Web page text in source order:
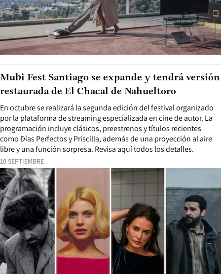
10 SEPTIEMBRE
En octubre se realizará la segunda edición del festival organizado
por la plataforma de streaming especializada en cine de autor. La
programación incluye clásicos, preestrenos y títulos recientes
como Días Perfectos y Priscilla, además de una proyección al aire
libre y una función sorpresa. Revisa aquí todos los detalles.
Mubi Fest Santiago se expande y tendrá versión
restaurada de El Chacal de Nahueltoro